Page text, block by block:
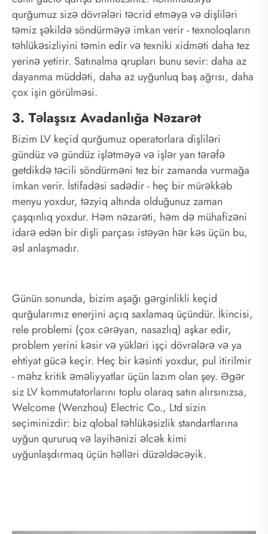
qurğumuz sizə dövrələri təcrid etməyə və dişliləri
təmiz şəkildə söndürməyə imkan verir - texnoloqların
təhlükəsizliyini təmin edir və texniki xidməti daha tez
yerinə yetirir. Satınalma qrupları bunu sevir: daha az
dayanma müddəti, daha az uyğunluq baş ağrısı, daha
çox işin görülməsi.
3. Təlaşsız Avadanlığa Nəzarət
Bizim LV keçid qurğumuz operatorlara dişliləri
gündüz və gündüz işlətməyə və işlər yan tərəfə
getdikdə təcili söndürməni tez bir zamanda vurmağa
imkan verir. İstifadəsi sadədir - heç bir mürəkkəb
menyu yoxdur, təzyiq altında olduğunuz zaman
çaşqınlıq yoxdur. Həm nəzarəti, həm də mühafizəni
idarə edən bir dişli parçası istəyən hər kəs üçün bu,
əsl anlaşmadır.
Günün sonunda, bizim aşağı gərginlikli keçid
qurğularımız enerjini açıq saxlamaq üçündür. İkincisi,
rele problemi (çox cərəyan, nasazlıq) aşkar edir,
problem yerini kəsir və yükləri işçi dövrələrə və ya
ehtiyat gücə keçir. Heç bir kəsinti yoxdur, pul itirilmir
- məhz kritik əməliyyatlar üçün lazım olan şey. Əgər
siz LV kommutatorlarını toplu olaraq satın alırsınızsa,
Welcome (Wenzhou) Electric Co., Ltd sizin
seçiminizdir: biz qlobal təhlükəsizlik standartlarına
uyğun qururuq və layihənizi əlcək kimi
uyğunlaşdırmaq üçün həlləri düzəldəcəyik.